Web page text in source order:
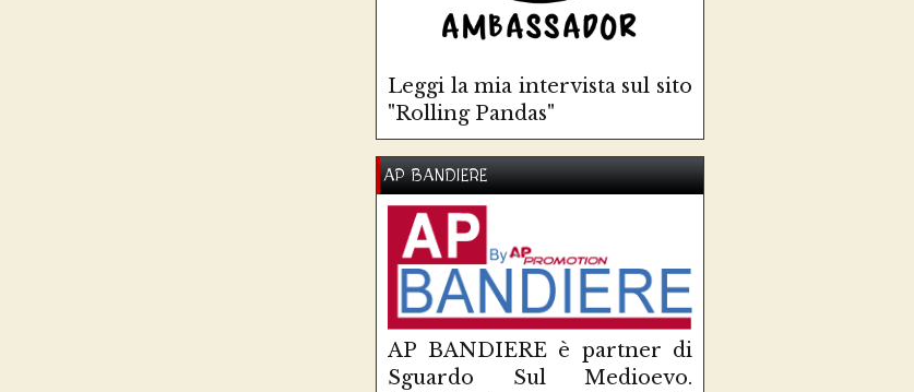
Leggi la mia intervista sul sito
"Rolling Pandas"
AP BANDIERE
AP BANDIERE è partner di
Sguardo Sul Medioevo.